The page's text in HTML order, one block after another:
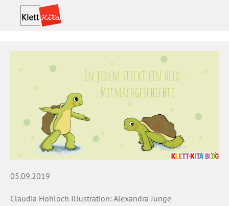
05.09.2019
Claudia Hohloch Illustration: Alexandra Junge